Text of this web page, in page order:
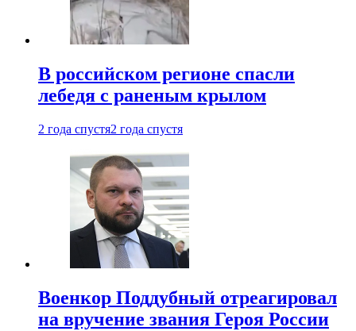
В российском регионе спасли
лебедя с раненым крылом
2 года спустя2 года спустя
Военкор Поддубный отреагировал
на вручение звания Героя России